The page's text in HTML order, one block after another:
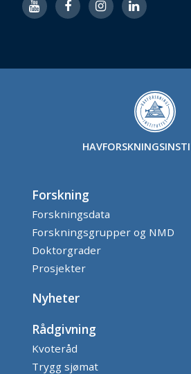
Forskning
Forskningsdata
Forskningsgrupper og NMD
Doktorgrader
Prosjekter
Nyheter
Rådgivning
Kvoteråd
Trygg sjømat